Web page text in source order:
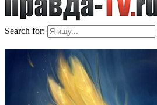
Search for: